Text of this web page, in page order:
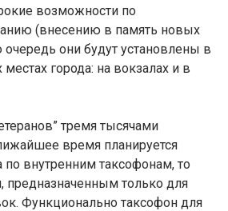
возможности по
(внесению в память новых
они будут установлены в
города: на вокзалах и в
тремя тысячами
время планируется
по внутренним таксофонам, то
предназначенным только для
Функционально таксофон для